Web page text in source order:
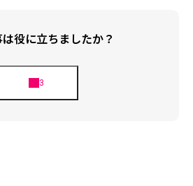
役に立ちましたか？